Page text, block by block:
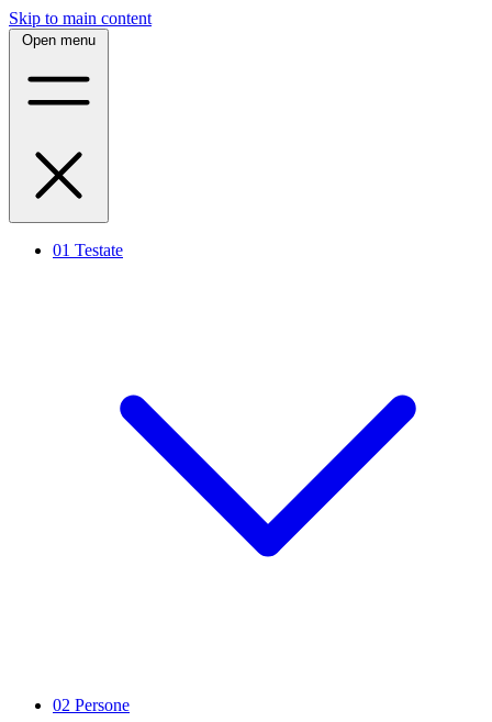
Skip to main content
Open menu
01 Testate
02 Persone